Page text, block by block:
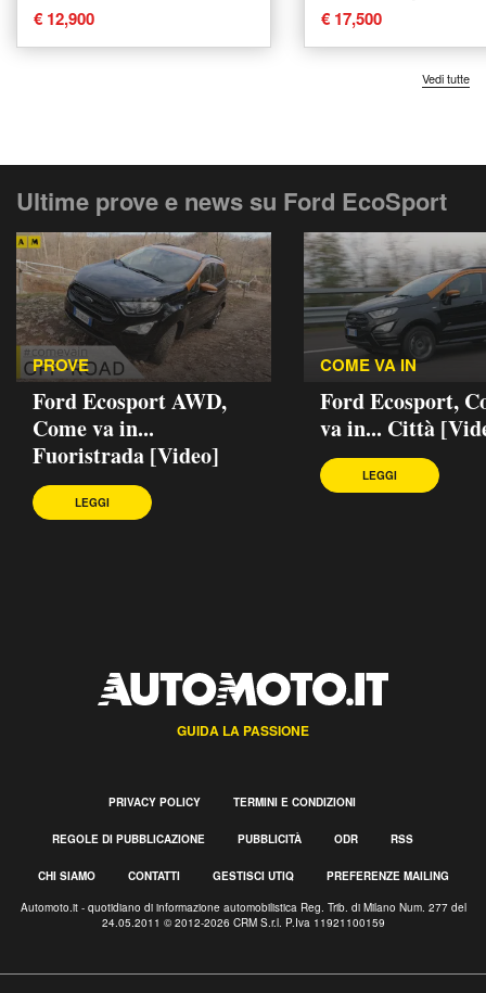
€ 12,900
Line del 2019
Tricase
€ 17,500
Vedi tutte
Ultime prove e news su Ford EcoSport
PROVE
Ford Ecosport AWD,
Come va in...
Fuoristrada [Video]
LEGGI
COME VA IN
Ford Ecosport,
va in... Città
LEGGI
GUIDA LA PASSIONE
PRIVACY POLICY TERMINI E CONDIZIONI
REGOLE DI PUBBLICAZIONE PUBBLICITÀ ODR RSS
CHI SIAMO CONTATTI GESTISCI UTIQ PREFERENZE MAILING
Automoto.it - quotidiano di informazione automobilistica Reg. Trib. di Milano Num. 277 del
24.05.2011 © 2012-2026 CRM S.r.l. P.Iva 11921100159